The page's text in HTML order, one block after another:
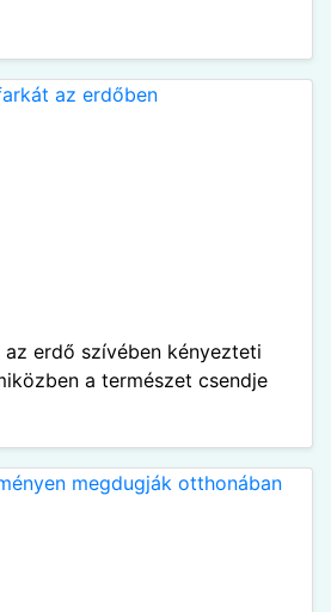
erdő szívében kényezteti
a természet csendje